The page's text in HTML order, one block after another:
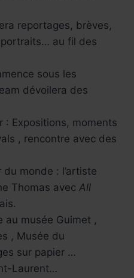
reportages, brèves,
au fil des
sous les
dévoilera des
Expositions, moments
, rencontre avec des
monde : l’artiste
Thomas avec All
au musée Guimet ,
, Musée du
sur papier …
Laurent…